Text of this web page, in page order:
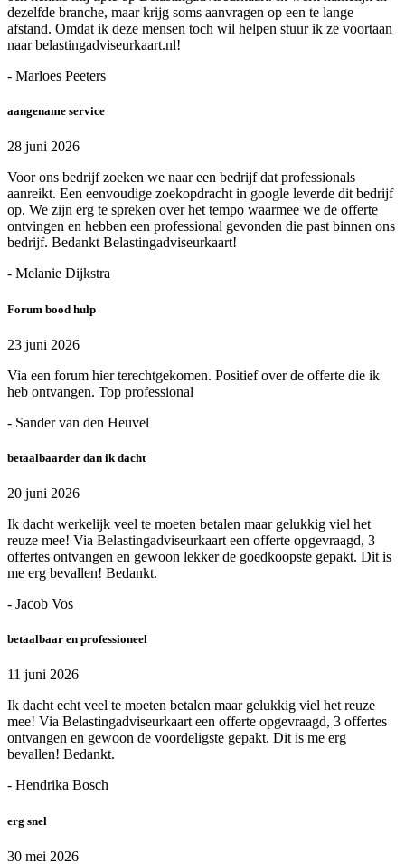
dezelfde branche, maar krijg soms aanvragen op een te lange
afstand. Omdat ik deze mensen toch wil helpen stuur ik ze voortaan
naar belastingadviseurkaart.nl!
- Marloes Peeters
aangename service
28 juni 2026
Voor ons bedrijf zoeken we naar een bedrijf dat professionals
aanreikt. Een eenvoudige zoekopdracht in google leverde dit bedrijf
op. We zijn erg te spreken over het tempo waarmee we de offerte
ontvingen en hebben een professional gevonden die past binnen ons
bedrijf. Bedankt Belastingadviseurkaart!
- Melanie Dijkstra
Forum bood hulp
23 juni 2026
Via een forum hier terechtgekomen. Positief over de offerte die ik
heb ontvangen. Top professional
- Sander van den Heuvel
betaalbaarder dan ik dacht
20 juni 2026
Ik dacht werkelijk veel te moeten betalen maar gelukkig viel het
reuze mee! Via Belastingadviseurkaart een offerte opgevraagd, 3
offertes ontvangen en gewoon lekker de goedkoopste gepakt. Dit is
me erg bevallen! Bedankt.
- Jacob Vos
betaalbaar en professioneel
11 juni 2026
Ik dacht echt veel te moeten betalen maar gelukkig viel het reuze
mee! Via Belastingadviseurkaart een offerte opgevraagd, 3 offertes
ontvangen en gewoon de voordeligste gepakt. Dit is me erg
bevallen! Bedankt.
- Hendrika Bosch
erg snel
30 mei 2026